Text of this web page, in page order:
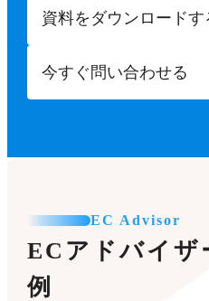
資料をダウンロードす
今すぐ問い合わせる
EC Advisor
ECアドバイザ
例